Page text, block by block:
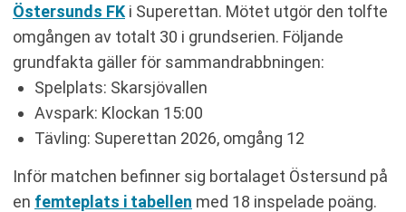
Östersunds FK i Superettan. Mötet utgör den tolfte
omgången av totalt 30 i grundserien. Följande
grundfakta gäller för sammandrabbningen:
Spelplats: Skarsjövallen
Avspark: Klockan 15:00
Tävling: Superettan 2026, omgång 12
Inför matchen befinner sig bortalaget Östersund på
en femteplats i tabellen med 18 inspelade poäng.